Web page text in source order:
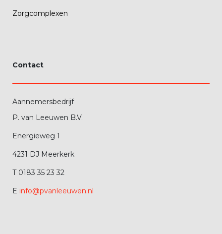
Zorgcomplexen
Contact
Aannemersbedrijf
P. van Leeuwen B.V.
Energieweg 1
4231 DJ Meerkerk
T 0183 35 23 32
E info@pvanleeuwen.nl